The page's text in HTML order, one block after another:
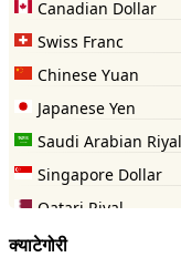
क्याटेगोरी